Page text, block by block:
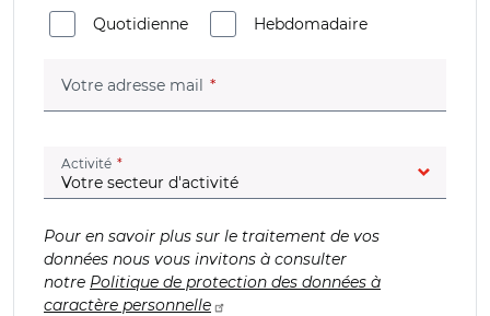
Quotidienne
Hebdomadaire
Votre adresse mail (champ obligatoire)
Activité (champ obligatoire)
Pour en savoir plus sur le traitement de vos
données nous vous invitons à consulter
notre Politique de protection des données à
caractère personnelle